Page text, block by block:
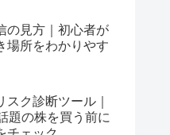
の見方｜初心者が
場所をわかりやす
スク診断ツール｜
題の株を買う前に